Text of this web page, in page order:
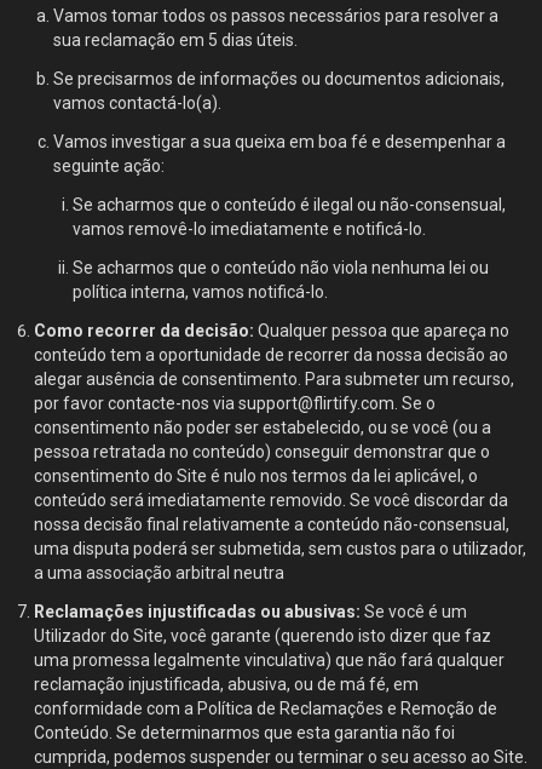
Vamos tomar todos os passos necessários para resolver a
sua reclamação em 5 dias úteis.
Se precisarmos de informações ou documentos adicionais,
vamos contactá-lo(a).
Vamos investigar a sua queixa em boa fé e desempenhar a
seguinte ação:
Se acharmos que o conteúdo é ilegal ou não-consensual,
vamos removê-lo imediatamente e notificá-lo.
Se acharmos que o conteúdo não viola nenhuma lei ou
política interna, vamos notificá-lo.
Como recorrer da decisão: Qualquer pessoa que apareça no
conteúdo tem a oportunidade de recorrer da nossa decisão ao
alegar ausência de consentimento. Para submeter um recurso,
por favor contacte-nos via support@flirtify.com. Se o
consentimento não poder ser estabelecido, ou se você (ou a
pessoa retratada no conteúdo) conseguir demonstrar que o
consentimento do Site é nulo nos termos da lei aplicável, o
conteúdo será imediatamente removido. Se você discordar da
nossa decisão final relativamente a conteúdo não-consensual,
uma disputa poderá ser submetida, sem custos para o utilizador,
a uma associação arbitral neutra
Reclamações injustificadas ou abusivas: Se você é um
Utilizador do Site, você garante (querendo isto dizer que faz
uma promessa legalmente vinculativa) que não fará qualquer
reclamação injustificada, abusiva, ou de má fé, em
conformidade com a Política de Reclamações e Remoção de
Conteúdo. Se determinarmos que esta garantia não foi
cumprida, podemos suspender ou terminar o seu acesso ao Site.